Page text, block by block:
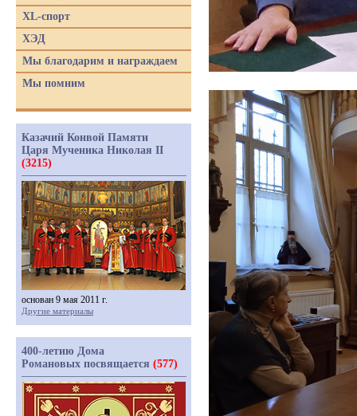
XL-спорт
ХЭД
Мы благодарим и награждаем
Мы помним
Казачий Конвой Памяти
Царя Мученика Николая II
(3215)
основан 9 мая 2011 г.
Другие материалы
400-летию Дома
Романовых посвящается (577)